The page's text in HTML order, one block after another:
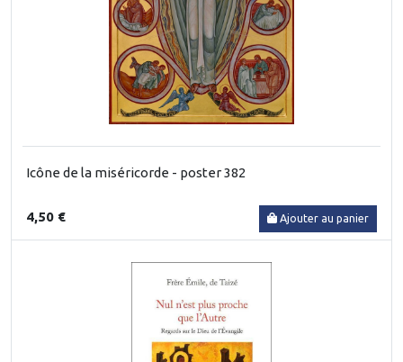
Icône de la miséricorde - poster 382
4,50 € Ajouter au panier